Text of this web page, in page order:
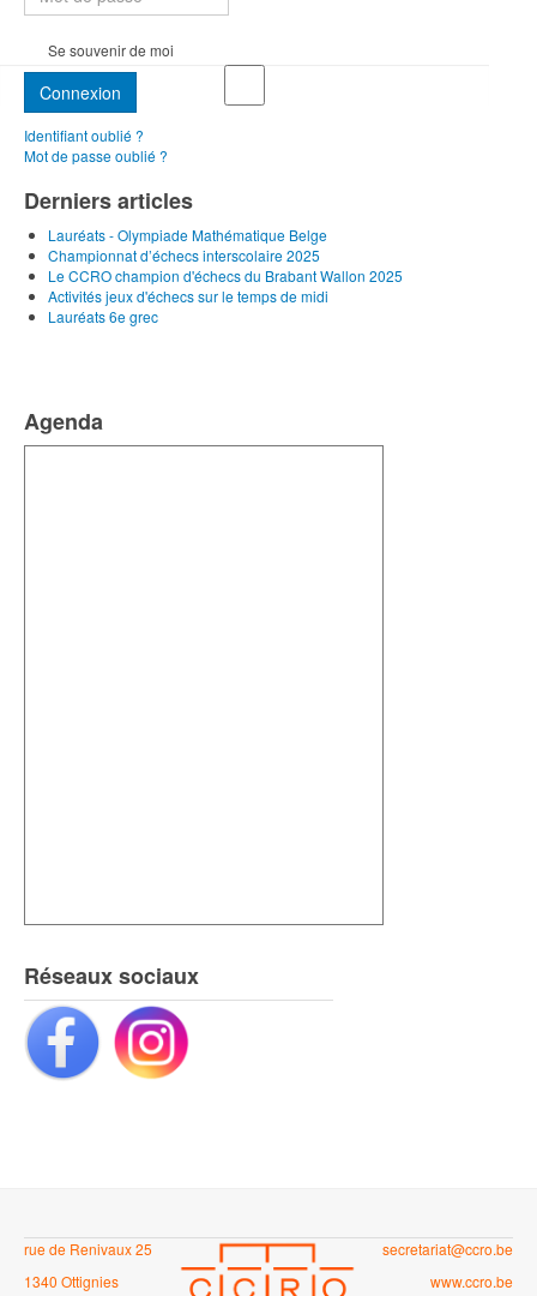
Se souvenir de moi
Connexion
Identifiant oublié ?
Mot de passe oublié ?
Derniers articles
Lauréats - Olympiade Mathématique Belge
Championnat d’échecs interscolaire 2025
Le CCRO champion d'échecs du Brabant Wallon 2025
Activités jeux d'échecs sur le temps de midi
Lauréats 6e grec
Agenda
Réseaux sociaux
rue de Renivaux 25
1340 Ottignies
secretariat@ccro.be
www.ccro.be